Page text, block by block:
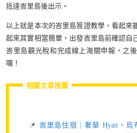
抵達峇里島後出示。
以上就是本次的峇里島簽證教學，看起來
起來其實相當簡單，出發峇里島前確認自
峇里島觀光稅和完成線上海關申報，之
囉！
相關文章推薦
📌 峇里島住宿｜奢華 Hyatt、烏